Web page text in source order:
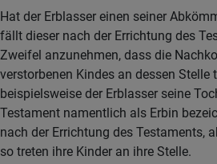
Hat der Erblasser einen seiner
fällt dieser nach der Errichtung des
Zweifel anzunehmen, dass die
verstorbenen Kindes an dessen Stelle
beispielsweise der Erblasser seine
Testament namentlich als Erbin
nach der Errichtung des Testaments,
so treten ihre Kinder an ihre Stelle.